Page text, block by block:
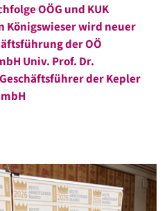
OÖG und KUK
Königswieser wird neuer
der OÖ
Univ. Prof. Dr.
der Kepler